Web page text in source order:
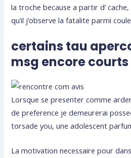
la troche because a partir d’
qu’il j’observe la fatalite parmi
certains tau
msg encore courts
Lorsque se presenter comme
de preference je demeurerai
torsade you, une adolescent
La motivation necessaire pour